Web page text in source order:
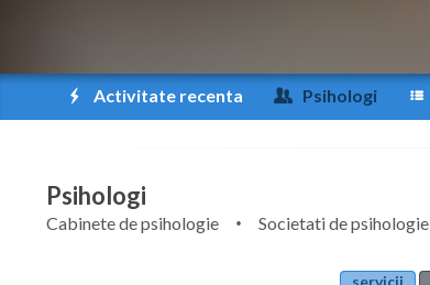
Activitate recenta Psihologi
Psihologi
Cabinete de psihologie Societati de psihologie
servicii